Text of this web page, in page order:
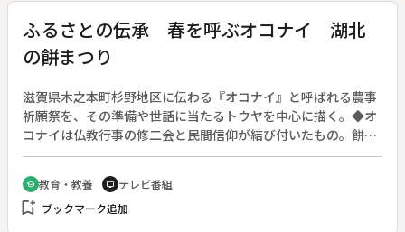
ふるさとの伝承 春を呼ぶオコナイ 湖北
の餅まつり
滋賀県木之本町杉野地区に伝わる『オコナイ』と呼ばれる農事
祈願祭を、その準備や世話に当たるトウヤを中心に描く。◆オ
コナイは仏教行事の修二会と民間信仰が結び付いたもの。餅の
行事であり、餅には稲の霊が宿り特に供えられた鏡餅には神仏
の霊力も加わるといわれる。◆トウヤは１年間、精進潔斎をし
てもち米を栽培し季節ごとの準備を着々と行う。トウヤの生活
を追い、地域共同体で守り継がれる行事を紹介する。◆オコナ
school 教育・教養 tv テレビ番組
bookmark_add ブックマーク追加